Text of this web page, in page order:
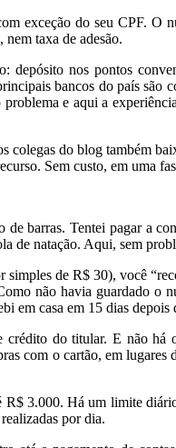
exceção do seu CPF. O
taxa de adesão.
depósito nos pontos
bancos do país são
e aqui a
do blog também
Sem custo, em uma
barras. Tentei pagar a
de natação. Aqui, sem
de R$ 30), você
não havia guardado
em casa em 15 dias depois
do titular. E não
com o cartão, em
3.000. Há um limite
por dia.